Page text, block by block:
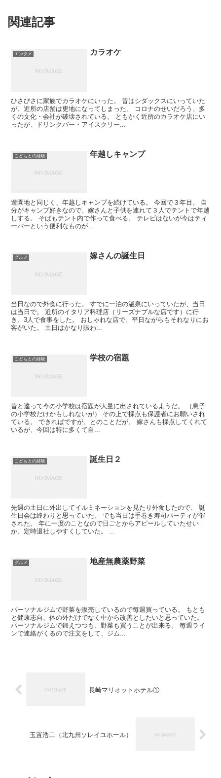
関連記事
エンタメ カラオケ
ひさびさに家族でカラオケにいった。 昔はシダックスにいっていた
が、近所の店舗は更地になってしまった。 コロナのせいだろう、多
くの文化・会社が破壊されている。 ともかく近所のカラオケ店にい
ったが、ドリンクバー・アイスクリー...
こどもとの経験 年越しキャンプ
遊園地と同じく、年越しキャンプを続けている。 今回で３年目。 自
分がキャンプ好きなので、嫁さんと子供を連れて３人でテントで年越
しする。 そばもテント内で作って食べる。 テレビはないが今はティ
ーバーという便利なものが...
グルメ 嫁さんの誕生日
当日なので外食に行った。 すでに一泊の温泉にいっていたが、当日
は当日で。 近所のイタリア料理店（リーズナブルな店です）に行
き、3人で食事をした。 おしゃれな店で、平日ながらもそれなりにお
客がいた。 土日はかなり賑わ...
こどもとの経験 学校の宿題
昔と違って今の小学校は宿題が大量に出されているようだ。 （息子
の小学校だけかもしれないが） その上で採点も保護者にお願いされ
ている。 できればですが、とのことだが。 嫁さんも採点してくれて
いるが、今回は特に多くて自...
こどもとの経験 誕生日２
先週の土日に外出してイルミネーションを見たり外食したので、 誕
生日会は終わりと思っていた。 でも当日は手巻き寿司パーティが催
された。 年に一度のことなので日ごとからアピールしていたせい
か、定時退社しやすくしていた。 ...
グルメ 地産無農薬野菜
パーソナルジムで野菜を販売しているので毎週買っている。 もとも
と健康志向、体の外だけでなく中から改善としたいと思っていた。
パーソナルジムで鍛えつつも、野菜も買うことが出来る。 毎週ライ
ンで連絡がくるので注文をして、ジム...
長崎マリオットホテル①
玉置浩二（北九州ソレイユホール）